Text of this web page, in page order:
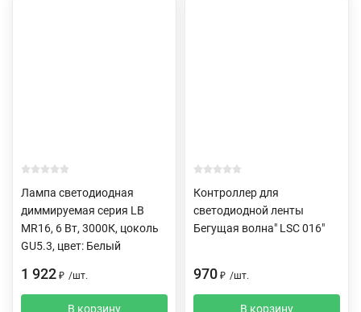
Лампа светодиодная
диммируемая серия LB
MR16, 6 Вт, 3000К, цоколь
GU5.3, цвет: Белый
1 922 ₽ /шт.
В корзину
Контроллер для
светодиодной ленты
Бегущая волна" LSC 016"
970 ₽ /шт.
В корзину